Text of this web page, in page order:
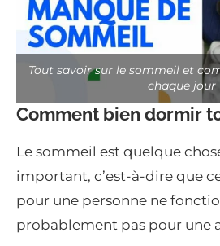
Tout savoir sur le sommeil et
chaque jour
Comment bien dormir
Le sommeil est quelque
important, c’est-à-dire que
pour une personne ne
probablement pas pour une